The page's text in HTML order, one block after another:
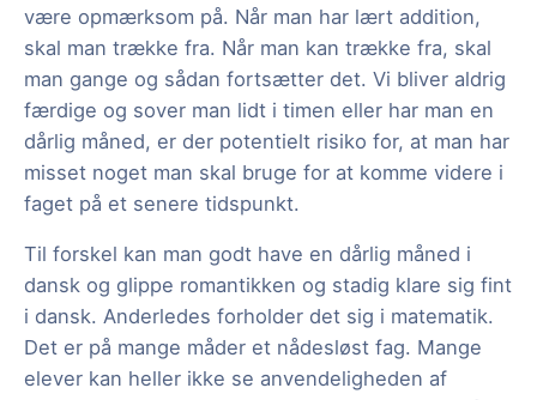
være opmærksom på. Når man har lært addition,
skal man trække fra. Når man kan trække fra, skal
man gange og sådan fortsætter det. Vi bliver aldrig
færdige og sover man lidt i timen eller har man en
dårlig måned, er der potentielt risiko for, at man har
misset noget man skal bruge for at komme videre i
faget på et senere tidspunkt.
Til forskel kan man godt have en dårlig måned i
dansk og glippe romantikken og stadig klare sig fint
i dansk. Anderledes forholder det sig i matematik.
Det er på mange måder et nådesløst fag. Mange
elever kan heller ikke se anvendeligheden af